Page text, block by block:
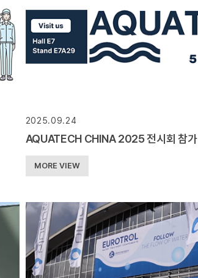
2025.09.24
AQUATECH CHINA 2025 전시회 참가
MORE VIEW